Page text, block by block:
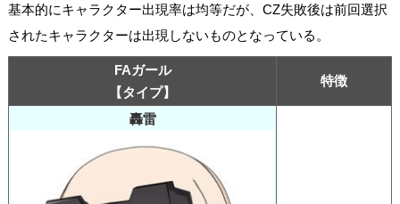
基本的にキャラクター出現率は均等だが、CZ失敗後は前回選択
されたキャラクターは出現しないものとなっている。
FAガール
【タイプ】
特徴
轟雷